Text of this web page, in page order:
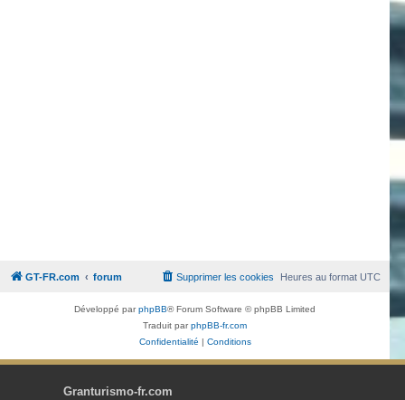
GT-FR.com forum Heures au formatUTC
Supprimer les cookies
Développé parphpBB® Forum Software © phpBB Limited
Traduit parphpBB-fr.com
Confidentialité | Conditions
Granturismo-fr.com